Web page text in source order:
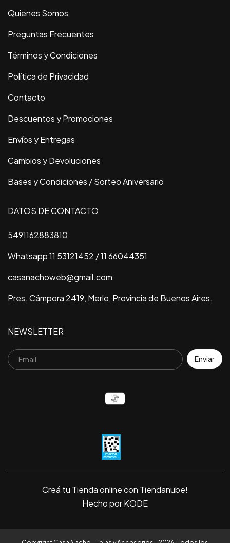
Quienes Somos
Preguntas Frecuentes
Términos y Condiciones
Política de Privacidad
Contacto
Descuentos y Promociones
Envíos y Entregas
Cambios y Devoluciones
Bases y Condiciones / Sorteo Aniversario
DATOS DE CONTACTO
5491162883810
Whatsapp 11 53121452 / 11 66044351
casanachoweb@gmail.com
Pres. Cámpora 2419, Merlo, Provincia de Buenos Aires.
NEWSLETTER
Creá tu Tienda online con Tiendanube!
Hecho por KODE